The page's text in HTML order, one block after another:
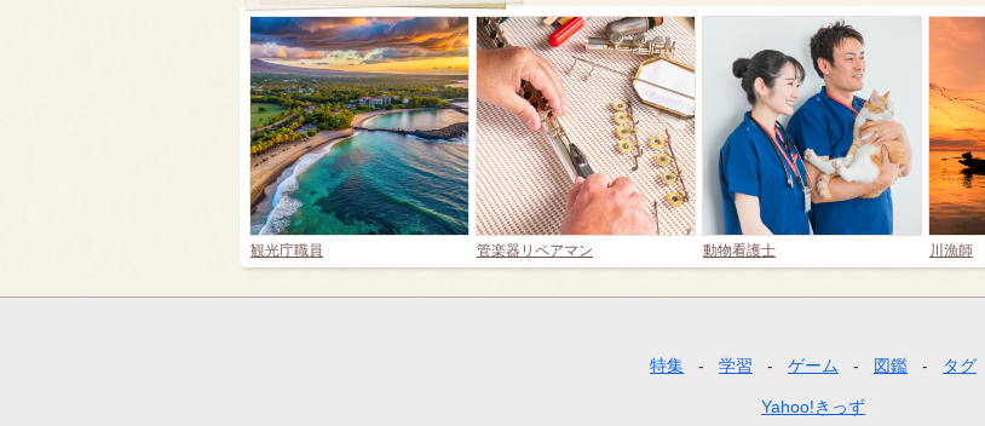
観光庁職員 管楽器リペアマン 動物看護士 川漁師
特集 学習 ゲーム 図鑑 タグ
Yahoo!きっず